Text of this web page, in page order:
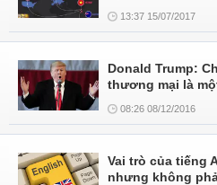
13:37 15/07/2017
Donald Trump:
thương mại là
08:26 08/12/2016
Vai trò của tiếng
nhưng không